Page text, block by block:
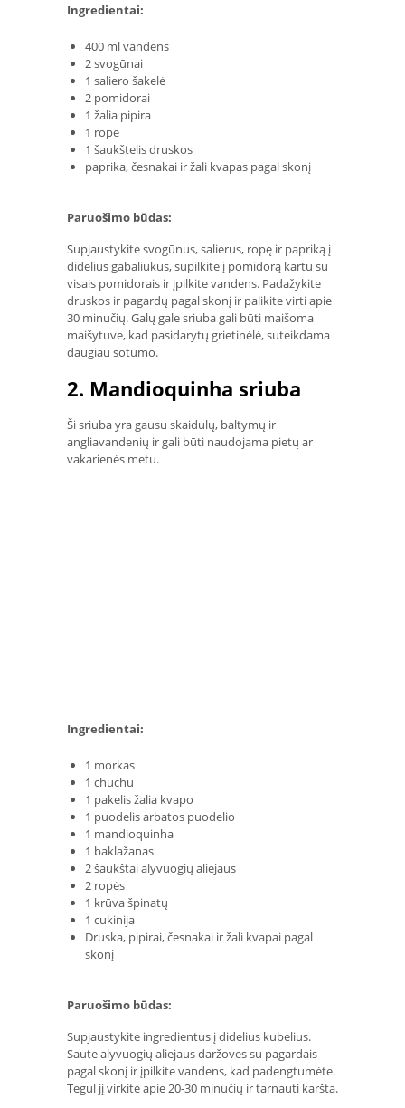
Ingredientai:
400 ml vandens
2 svogūnai
1 saliero šakelė
2 pomidorai
1 žalia pipira
1 ropė
1 šaukštelis druskos
paprika, česnakai ir žali kvapas pagal skonį
Paruošimo būdas:
Supjaustykite svogūnus, salierus, ropę ir papriką į
didelius gabaliukus, supilkite į pomidorą kartu su
visais pomidorais ir įpilkite vandens. Padažykite
druskos ir pagardų pagal skonį ir palikite virti apie
30 minučių. Galų gale sriuba gali būti maišoma
maišytuve, kad pasidarytų grietinėlė, suteikdama
daugiau sotumo.
2. Mandioquinha sriuba
Ši sriuba yra gausu skaidulų, baltymų ir
angliavandenių ir gali būti naudojama pietų ar
vakarienės metu.
Ingredientai:
1 morkas
1 chuchu
1 pakelis žalia kvapo
1 puodelis arbatos puodelio
1 mandioquinha
1 baklažanas
2 šaukštai alyvuogių aliejaus
2 ropės
1 krūva špinatų
1 cukinija
Druska, pipirai, česnakai ir žali kvapai pagal
skonį
Paruošimo būdas:
Supjaustykite ingredientus į didelius kubelius.
Saute alyvuogių aliejaus daržoves su pagardais
pagal skonį ir įpilkite vandens, kad padengtumėte.
Tegul jį virkite apie 20-30 minučių ir tarnauti karšta.